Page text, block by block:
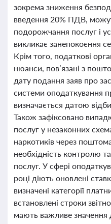
зокрема зниження
введення 20% ПДВ,
подорожчання послуг і
викликає занепокоєння
Крім того, податкові
нюанси, пов’язані з
дату подання заяв про
системи оподаткування
визначається датою
Також зафіксовано
послуг у незаконних
наркотиків через
необхідність контролю
послуг. У сфері
році діють оновлені
визначені категорії
встановлені строки
мають важливе значення